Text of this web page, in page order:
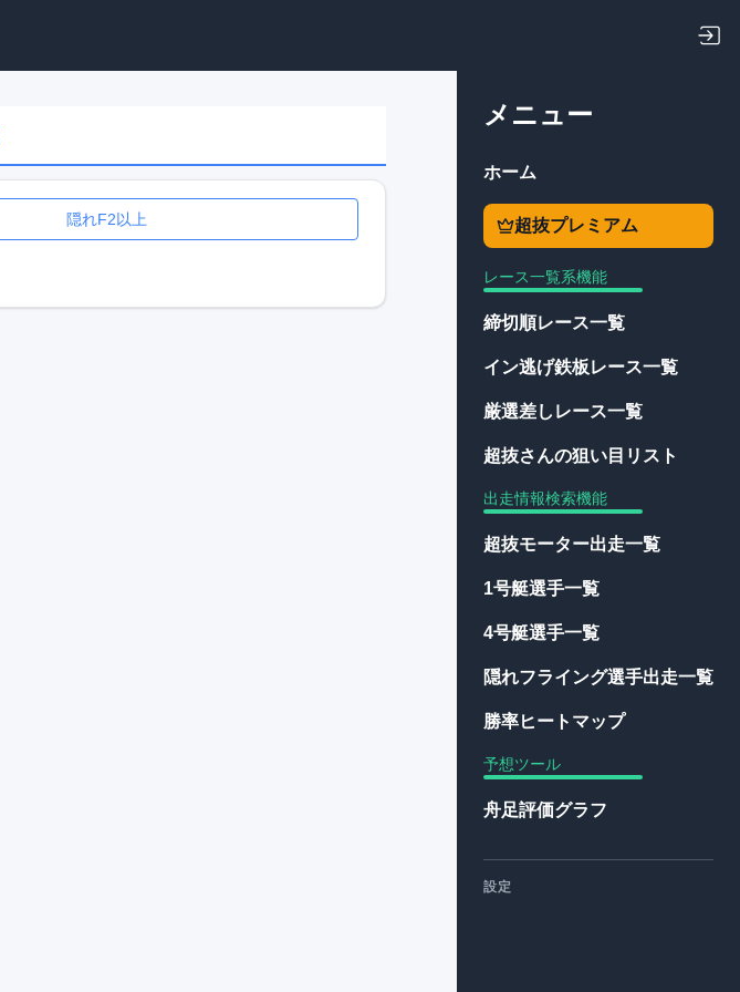
メニュー
ホーム
超抜プレミアム
レース一覧系機能
締切順レース一覧
イン逃げ鉄板レース一覧
厳選差しレース一覧
超抜さんの狙い目リスト
出走情報検索機能
超抜モーター出走一覧
1号艇選手一覧
4号艇選手一覧
隠れフライング選手出走一覧
勝率ヒートマップ
予想ツール
舟足評価グラフ
設定
隠れF2以上